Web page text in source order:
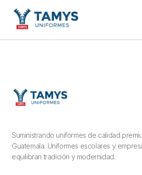
Suministrando uniformes de calidad
Guatemala. Uniformes escolares y
equilibran tradición y modernidad.